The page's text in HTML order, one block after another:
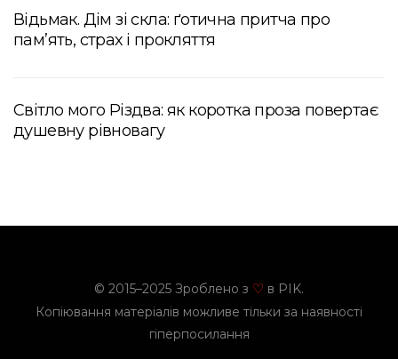
Відьмак. Дім зі скла: ґотична притча про
пам’ять, страх і прокляття
Світло мого Різдва: як коротка проза повертає
душевну рівновагу
© 2015–2025 Зроблено з ♡ в PIK.
Копіювання матеріалів можливе тільки за наявності
гіперпосилання